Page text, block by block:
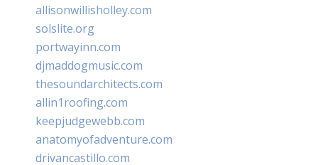
allisonwillisholley.com
solslite.org
portwayinn.com
djmaddogmusic.com
thesoundarchitects.com
allin1roofing.com
keepjudgewebb.com
anatomyofadventure.com
drivancastillo.com